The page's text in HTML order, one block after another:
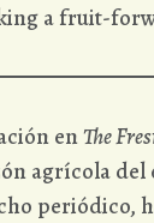
a fruit-
enThe
agrícola del
periódico,